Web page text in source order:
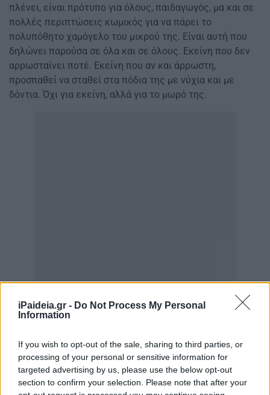
iPaideia.gr - Do Not Process My Personal
Information
If you wish to opt-out of the sale, sharing to third parties, or
processing of your personal or sensitive information for
targeted advertising by us, please use the below opt-out
section to confirm your selection. Please note that after your
πλένει, είναι πρότυπο για όλους, παιδαγωγός, μα και σε
πολλές περιπτώσεις κωμικός για να πάρει το
πολυπόθητο χαμόγελο του μικρού της. Είναι αυτή που
δηλώνει παρούσα σε όλα και σε όλους. Εκείνη που δεν
αρρωσταίνει ποτέ. Εκείνη που αν και άρρωστη,
προσπαθεί να σταθεί στα πόδια της με νύχια και με
δόντια. Όχι για εκείνη, αλλά για το μωρό της.